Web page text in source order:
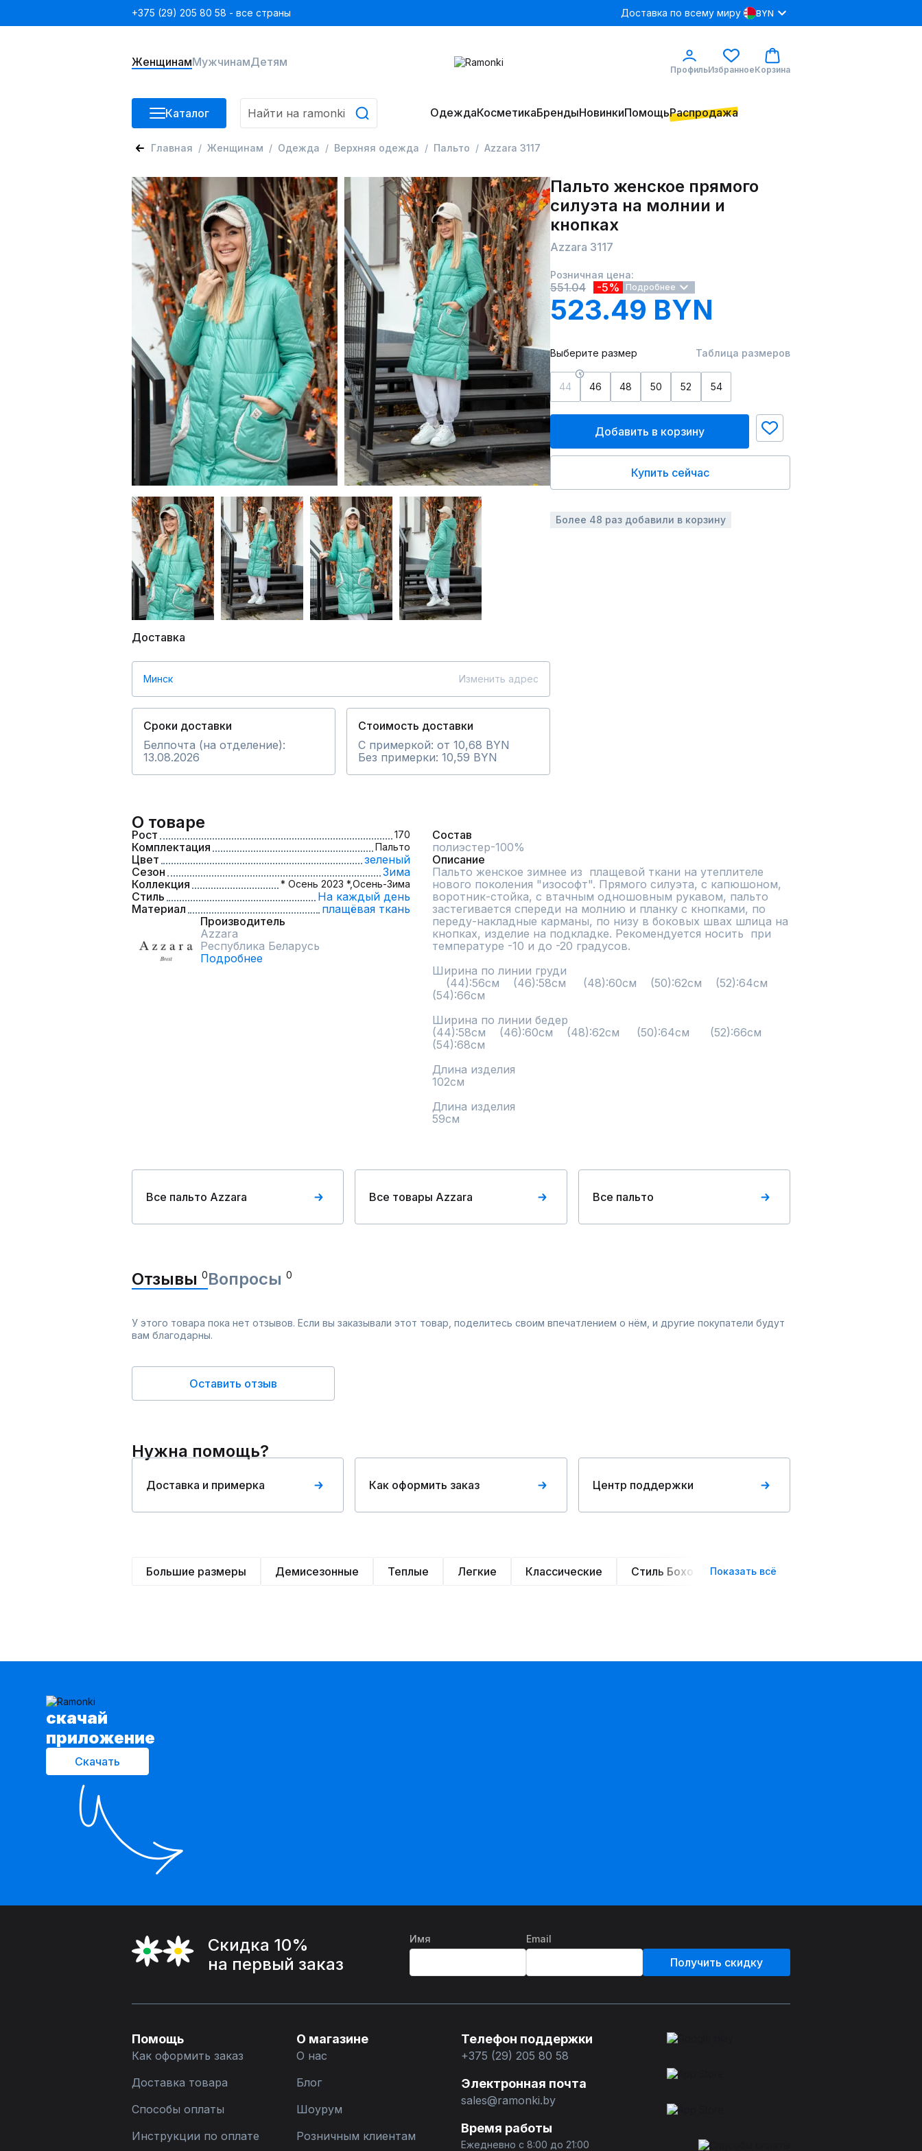
+375 (29) 205 80 58 - все страны Доставка по всему миру BYN
ЖенщинамМужчинамДетям
ПрофильИзбранноеКорзина
Каталог ОдеждаКосметикаБрендыНовинкиПомощьРаспродажа
Главная Женщинам Одежда Верхняя одежда Пальто Azzara 3117
Доставка
Минск Изменить адрес
Сроки доставки
Белпочта (на отделение):
13.08.2026
Стоимость доставки
С примеркой: от 10,68 BYN
Без примерки: 10,59 BYN
Пальто женское прямого
силуэта на молнии и
кнопках
Azzara 3117
Розничная цена:
551.04 -5% Подробнее
523.49 BYN
Выберите размер Таблица размеров
44 46 48 50 52 54
Добавить в корзину
Купить сейчас
Более 48 раз добавили в корзину
О товаре
Рост 170
Комплектация Пальто
Цвет
зеленый
Сезон
Зима
Коллекция
* Осень 2023 *,Осень-Зима
Стиль
На каждый день
Материал
плащёвая ткань
Производитель
Azzara
Республика Беларусь
Подробнее
Состав
полиэстер-100%
Описание
Пальто женское зимнее из  плащевой ткани на утеплителе
нового поколения "изософт". Прямого силуэта, с капюшоном,
воротник-стойка, с втачным одношовным рукавом, пальто
застегивается спереди на молнию и планку с кнопками, по
переду-накладные карманы, по низу в боковых швах шлица на
кнопках, изделие на подкладке. Рекомендуется носить  при
температуре -10 и до -20 градусов.
Ширина по линии груди
(54):66см
Ширина по линии бедер
(44):58см    (46):60см    (48):62см     (50):64см      (52):66см
(54):68см
Длина изделия
102см
Длина изделия
59см
Все пальто Azzara Все товары Azzara Все пальто
Отзывы 0Вопросы 0
У этого товара пока нет отзывов. Если вы заказывали этот товар, поделитесь своим впечатлением о нём, и другие покупатели будут
вам благодарны.
Оставить отзыв
Нужна помощь?
Доставка и примерка Как оформить заказ Центр поддержки
Большие размеры Демисезонные Теплые Легкие Классические Стиль Бохо Элегантные
Показать всё
cкачай
приложение
Скачать
Скидка 10%
на первый заказ
Имя Email
Получить скидку
Помощь
Как оформить заказ
Доставка товара
Способы оплаты
Инструкции по оплате
О магазине
О нас
Блог
Шоурум
Розничным клиентам
Телефон поддержки
+375 (29) 205 80 58
Электронная почта
sales@ramonki.by
Время работы
Ежедневно с 8:00 до 21:00